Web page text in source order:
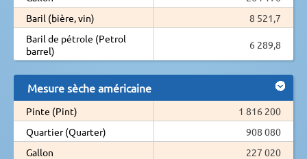
Baril (bière, vin)
8 521,7
Baril de pétrole (Petrol
barrel)
6 289,8
Mesure sèche américaine
Pinte (Pint)
1 816 200
Quartier (Quarter)
908 080
Gallon
227 020